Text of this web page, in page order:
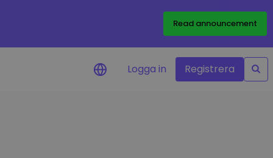
Read announcement
Logga in Registrera